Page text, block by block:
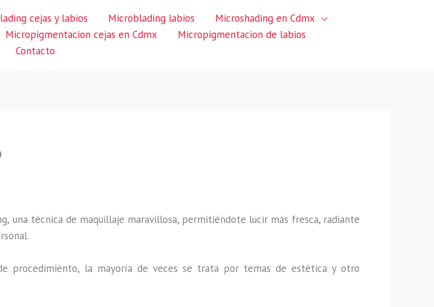
cejas y labios Microblading labios
Microshading en Cdmx
Micropigmentacion cejas en Cdmx
Micropigmentacion de labios
Contacto
una técnica de maquillaje maravillosa, permitiéndote lucir más fresca, radiante
procedimiento, la mayoría de veces se trata por temas de estética y otro